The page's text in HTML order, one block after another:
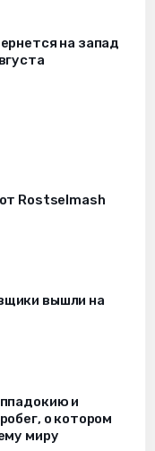
на запад
Rostselmash
вышли на
и
о котором
миру